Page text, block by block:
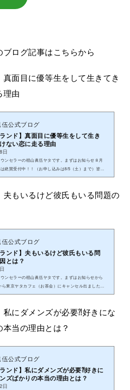
ログ記事はこちらから
面目に優等生をして生きてき
理由
公式ブログ
ンド】真面目に優等生をして生き
ない恋に走る理由
日
ンセラーの椙山眞伍ヤタです。まずはお知らせ８月
絶賛受付中！！（お申し込みは8/5（土）まで）皆さ
関係のお悩みを解決して、スッキリした気分で毎...
もいるけど彼氏もいる問題の
公式ブログ
ンド】夫もいるけど彼氏もいる問
とは？
ンセラーの椙山眞伍ヤタです。まずはお知らせから
ら東京ヤタカフェ（お茶会）にキャンセル出ました！
まンときた方、ヤタとお話ししたい方。ぜひ、ご...
にダメンズが必要⁈好きにな
当の理由とは？
公式ブログ
ンド】私にダメンズが必要⁈好きに
ズばかりの本当の理由とは？
日